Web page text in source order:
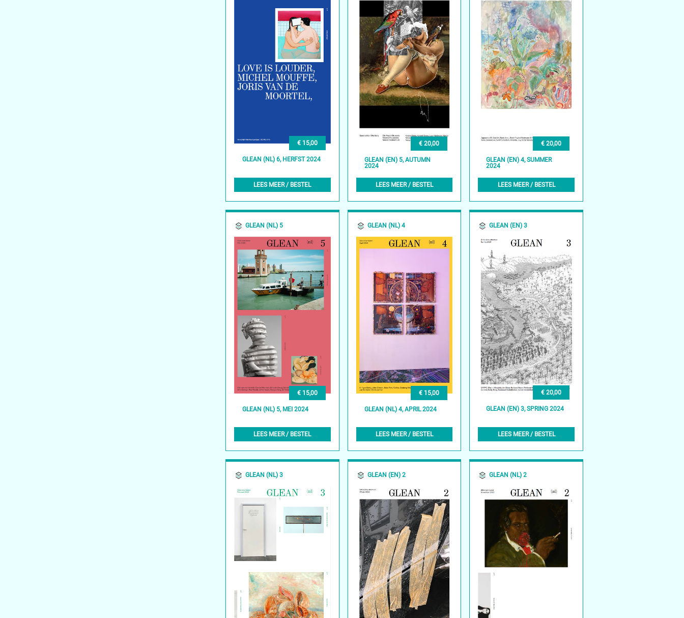
€ 15,00
GLEAN (NL) 6, HERFST 2024
LEES MEER / BESTEL
€ 20,00
GLEAN (EN) 5, AUTUMN
2024
LEES MEER / BESTEL
€ 20,00
GLEAN (EN) 4, SUMMER
2024
LEES MEER / BESTEL
GLEAN (NL) 5
€ 15,00
GLEAN (NL) 5, MEI 2024
LEES MEER / BESTEL
GLEAN (NL) 4
€ 15,00
GLEAN (NL) 4, APRIL 2024
LEES MEER / BESTEL
GLEAN (EN) 3
€ 20,00
GLEAN (EN) 3, SPRING 2024
LEES MEER / BESTEL
GLEAN (NL) 3 GLEAN (EN) 2 GLEAN (NL) 2